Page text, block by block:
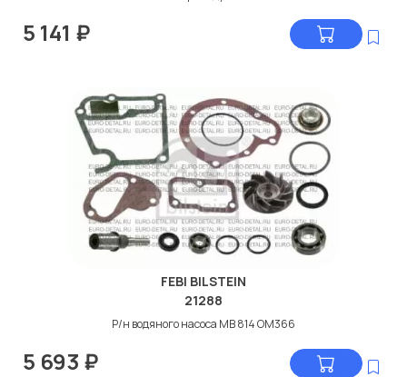
5 141 ₽
FEBI BILSTEIN
21288
Р/н водяного насоса МB 814 ОМ366
5 693 ₽